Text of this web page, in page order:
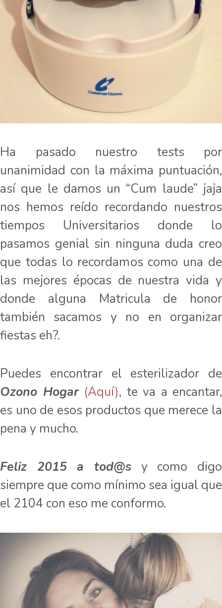
Ha pasado nuestro tests por
unanimidad con la máxima puntuación,
así que le damos un “Cum laude” jaja
nos hemos reído recordando nuestros
tiempos Universitarios donde lo
pasamos genial sin ninguna duda creo
que todas lo recordamos como una de
las mejores épocas de nuestra vida y
donde alguna Matricula de honor
también sacamos y no en organizar
fiestas eh?.
Puedes encontrar el esterilizador de
Ozono Hogar(Aquí), te va a encantar,
es uno de esos productos que merece la
pena y mucho.
Feliz 2015 a tod@s y como digo
siempre que como mínimo sea igual que
el 2104 con eso me conformo.